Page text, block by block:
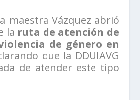
maestra Vázquez abrió
la ruta de atención de
de género en
que la DDUIAVG
de atender este tipo